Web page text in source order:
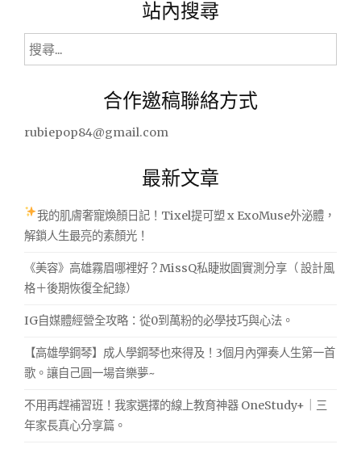
站內搜尋
搜
尋
合作邀稿聯絡方式
rubiepop84@gmail.com
最新文章
我的肌膚奢寵煥顏日記！Tixel提可塑 x ExoMuse外泌體，
解鎖人生最亮的素顏光！
《美容》高雄霧眉哪裡好？MissQ私睫妝園實測分享（ 設計風
格＋後期恢復全紀錄）
IG自媒體經營全攻略：從0到萬粉的必學技巧與心法。
【高雄學鋼琴】成人學鋼琴也來得及！3個月內彈奏人生第一首
歌。讓自己圓一場音樂夢~
不用再趕補習班！我家選擇的線上教育神器 OneStudy+｜三
年家長真心分享篇。